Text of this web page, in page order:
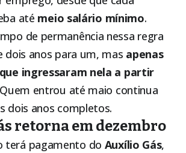
até meio salário mínimo.
de permanência nessa regra
dois anos para um, mas apenas
ingressaram nela a partir
entrou até maio continua
dois anos completos.
retorna em dezembro
terá pagamento do Auxílio Gás,